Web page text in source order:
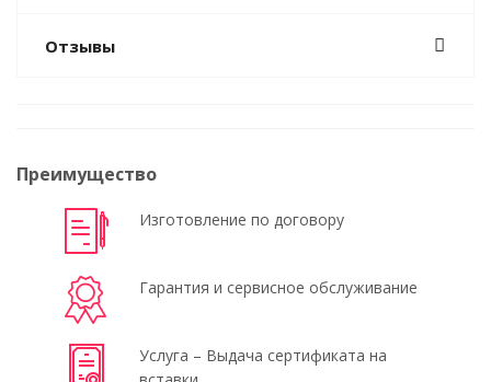
Отзывы
Преимущество
Изготовление по договору
Гарантия и сервисное обслуживание
Услуга – Выдача сертификата на